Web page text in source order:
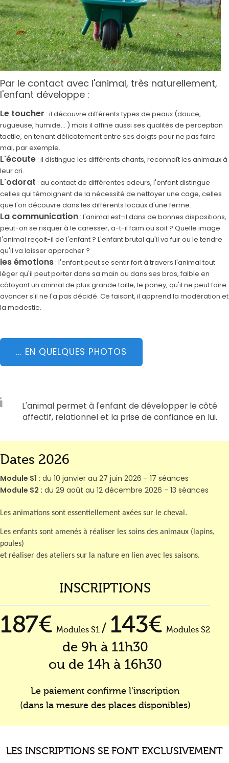
Par le contact avec l'animal, très naturellement,
l'enfant développe :
Le toucher : il découvre différents types de peaux (douce,
rugueuse, humide... ) mais il affine aussi ses qualités de perception
tactile, en tenant délicatement entre ses doigts pour ne pas faire
mal, par exemple.
L'écoute : il distingue les différents chants, reconnaît les animaux à
leur cri.
L'odorat : au contact de différentes odeurs, l'enfant distingue
celles qui témoignent de la nécessité de nettoyer une cage, celles
que l'on découvre dans les différents locaux d'une ferme.
La communication : l'animal est-il dans de bonnes dispositions,
peut-on se risquer à le caresser, a-t-il faim ou soif ? Quelle image
l'animal reçoit-il de l'enfant ? L'enfant brutal qu'il va fuir ou le tendre
qu'il va laisser approcher ?
les émotions : l'enfant peut se sentir fort à travers l'animal tout
léger qu'il peut porter dans sa main ou dans ses bras, faible en
côtoyant un animal de plus grande taille, le poney, qu'il ne peut faire
avancer s'il ne l'a pas décidé. Ce faisant, il apprend la modération et
la modestie.
... EN QUELQUES PHOTOS
L'animal permet à l'enfant de développer le côté
affectif, relationnel et la prise de confiance en lui.
Dates 2026
Module S1 : du 10 janvier au 27 juin 2026 - 17 séances
Module S2 : du 29 août au 12 décembre 2026 - 13 séances
Les animations sont essentiellement axées sur le cheval.
Les enfants sont amenés à réaliser les soins des animaux (lapins,
poules)
et réaliser des ateliers sur la nature en lien avec les saisons.
INSCRIPTIONS
187€ Modules S1 / 143€ Modules S2
de 9h à 11h30
ou de 14h à 16h30
Le paiement confirme l'inscription
(dans la mesure des places disponibles)
LES INSCRIPTIONS SE FONT EXCLUSIVEMENT